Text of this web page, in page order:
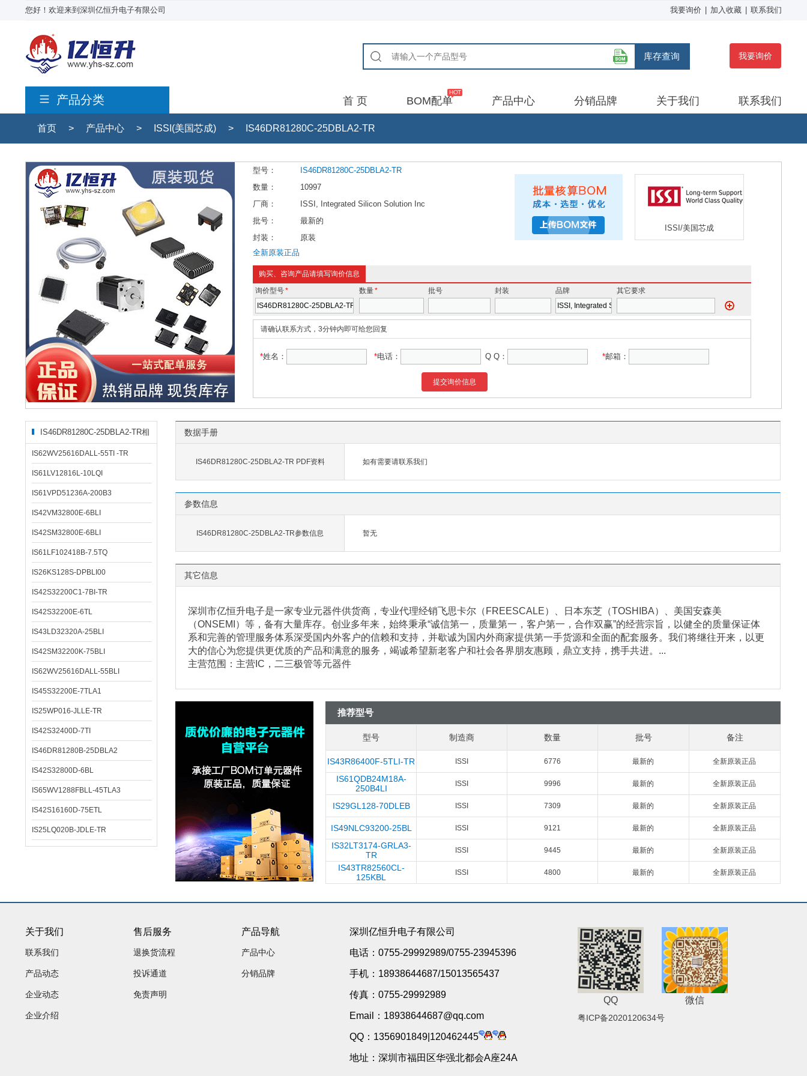
您好！欢迎来到深圳亿恒升电子有限公司 我要询价 加入收藏 联系我们
库存查询 我要询价
产品分类 首 页 BOM配单 产品中心 分销品牌 关于我们 联系我们
首页 > 产品中心 > ISSI(美国芯成) > IS46DR81280C-25DBLA2-TR
型号：
IS46DR81280C-25DBLA2-TR
数量：
10997
厂商：
ISSI, Integrated Silicon Solution Inc
批号：
最新的
封装：
原装
全新原装正品
ISSI/美国芯成
购买、咨询产品请填写询价信息
询价型号* 数量* 批号 封装 品牌 其它要求
请确认联系方式，3分钟内即可给您回复
*姓名： *电话： Q Q： *邮箱：
提交询价信息
IS46DR81280C-25DBLA2-TR相
关型号
IS62WV25616DALL-55TI -TR
IS61LV12816L-10LQI
IS61VPD51236A-200B3
IS42VM32800E-6BLI
IS42SM32800E-6BLI
IS61LF102418B-7.5TQ
IS26KS128S-DPBLI00
IS42S32200C1-7BI-TR
IS42S32200E-6TL
IS43LD32320A-25BLI
IS42SM32200K-75BLI
IS62WV25616DALL-55BLI
IS45S32200E-7TLA1
IS25WP016-JLLE-TR
IS42S32400D-7TI
IS46DR81280B-25DBLA2
IS42S32800D-6BL
IS65WV1288FBLL-45TLA3
IS42S16160D-75ETL
IS25LQ020B-JDLE-TR
数据手册
IS46DR81280C-25DBLA2-TR PDF资料 如有需要请联系我们
参数信息
IS46DR81280C-25DBLA2-TR参数信息 暂无
其它信息
深圳市亿恒升电子是一家专业元器件供货商，专业代理经销飞思卡尔（FREESCALE）、日本东芝（TOSHIBA）、美国安森美
（ONSEMI）等，备有大量库存。创业多年来，始终秉承“诚信第一，质量第一，客户第一，合作双赢”的经营宗旨，以健全的质量保证体
系和完善的管理服务体系深受国内外客户的信赖和支持，并歇诚为国内外商家提供第一手货源和全面的配套服务。我们将继往开来，以更
大的信心为您提供更优质的产品和满意的服务，竭诚希望新老客户和社会各界朋友惠顾，鼎立支持，携手共进。...
主营范围：主营IC，二三极管等元器件
推荐型号
型号 制造商 数量 批号 备注
IS43R86400F-5TLI-TR ISSI 6776 最新的 全新原装正品
IS61QDB24M18A-
250B4LI
ISSI 9996 最新的 全新原装正品
IS29GL128-70DLEB ISSI 7309 最新的 全新原装正品
IS49NLC93200-25BL ISSI 9121 最新的 全新原装正品
IS32LT3174-GRLA3-
TR
ISSI 9445 最新的 全新原装正品
IS43TR82560CL-
125KBL
ISSI 4800 最新的 全新原装正品
关于我们
联系我们
产品动态
企业动态
企业介绍
售后服务
退换货流程
投诉通道
免责声明
产品导航
产品中心
分销品牌
深圳亿恒升电子有限公司
电话：0755-29992989/0755-23945396
手机：18938644687/15013565437
传真：0755-29992989
Email：18938644687@qq.com
QQ：1356901849|120462445
地址：深圳市福田区华强北都会A座24A
QQ 微信
粤ICP备2020120634号